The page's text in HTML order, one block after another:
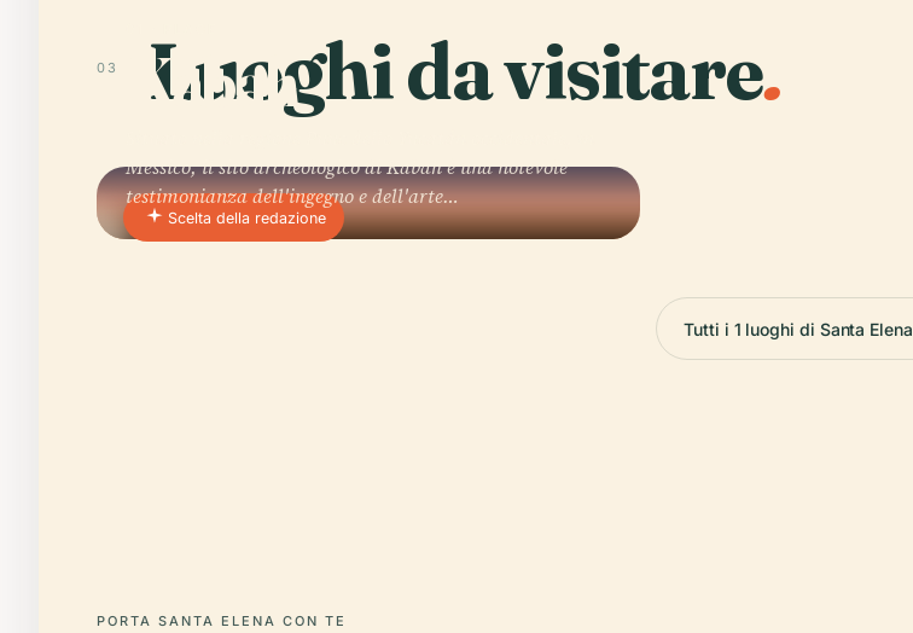
03 Luoghi da visitare.
Scelta della redazione
Kabah
Messico, il sito archeologico di Kabah è una notevole
testimonianza dell'ingegno e dell'arte…
Tutti i 1 luoghi di Santa Elena
PORTA SANTA ELENA CON TE